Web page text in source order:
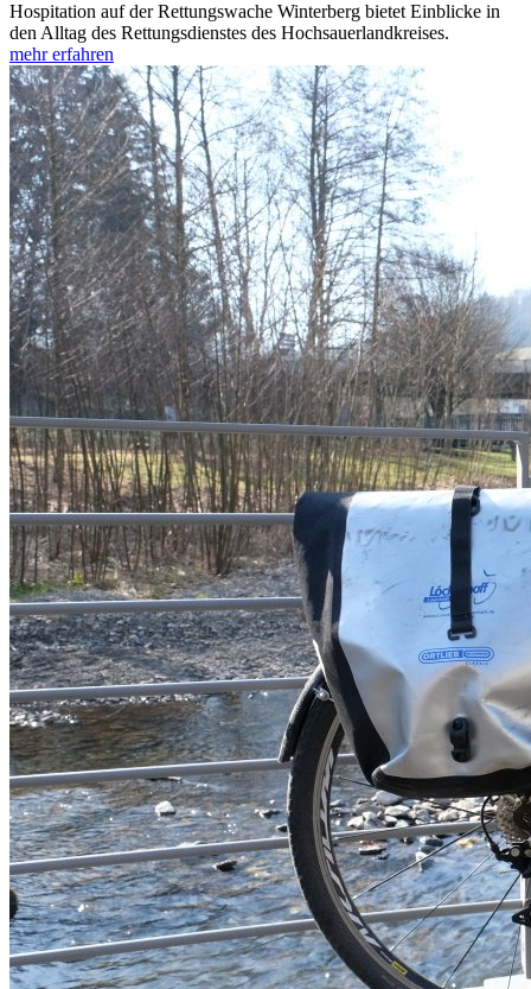
Hospitation auf der Rettungswache Winterberg bietet Einblicke in
den Alltag des Rettungsdienstes des Hochsauerlandkreises.
mehr erfahren